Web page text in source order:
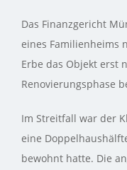
Das Finanzgericht
eines Familienheims
Erbe das Objekt erst
Renovierungsphase
Im Streitfall war der
eine
bewohnt hatte. Die